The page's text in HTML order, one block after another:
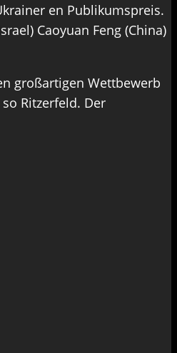
en Publikumspreis.
Caoyuan Feng (China)
großartigen Wettbewerb
Ritzerfeld. Der